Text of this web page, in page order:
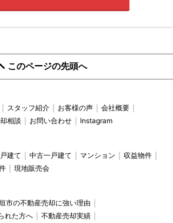
このページの先頭へ
スタッフ紹介 お客様の声
会社概要
相談 お問い合わせ Instagram
建て 中古一戸建て マンション
収益物件
現地販売会
市の不動産売却に強い理由
れた方へ
不動産売却実績